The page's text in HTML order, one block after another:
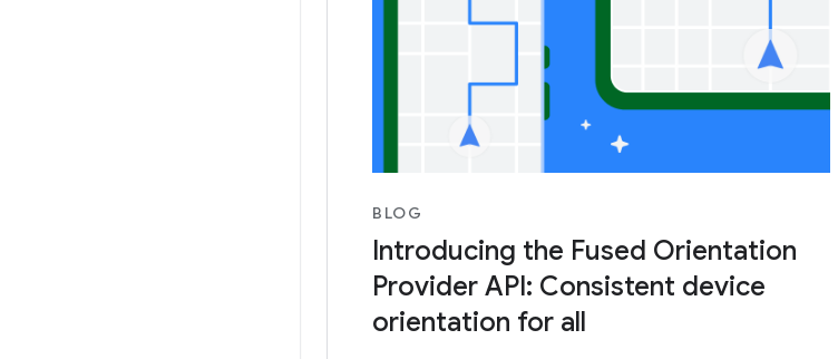
BLOG
Introducing the Fused Orientation
Provider API: Consistent device
orientation for all